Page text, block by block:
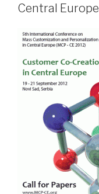
Central Europe